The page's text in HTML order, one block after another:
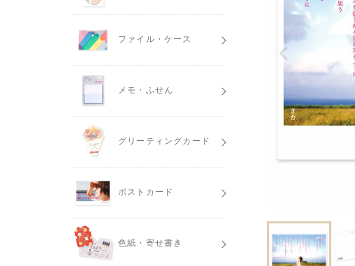
ファイル・ケース
メモ・ふせん
グリーティングカード
ポストカード
色紙・寄せ書き